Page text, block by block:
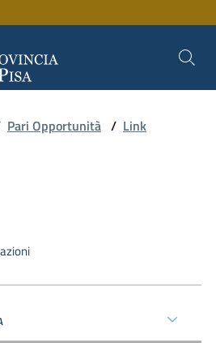
Pari Opportunità / Link